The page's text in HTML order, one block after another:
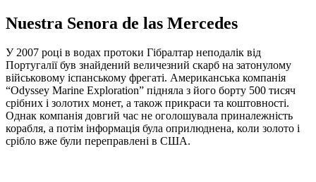
Nuestra Senora de las Mercedes
У 2007 році в водах протоки Гібралтар неподалік від
Португалії був знайдений величезний скарб на затонулому
військовому іспанському фрегаті. Американська компанія
“Odyssey Marine Exploration” підняла з його борту 500 тисяч
срібних і золотих монет, а також прикраси та коштовності.
Однак компанія довгий час не оголошувала приналежність
корабля, а потім інформація була оприлюднена, коли золото і
срібло вже були переправлені в США.